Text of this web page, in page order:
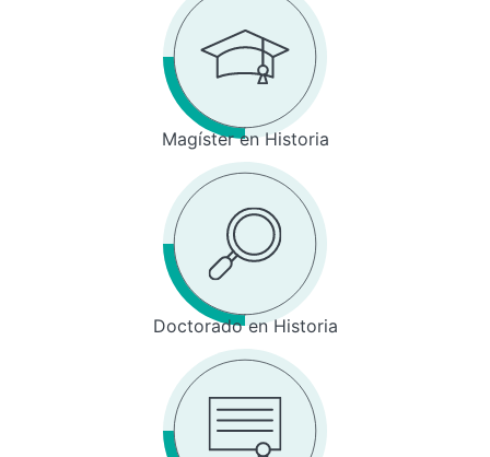
Magíster en Historia
Doctorado en Historia